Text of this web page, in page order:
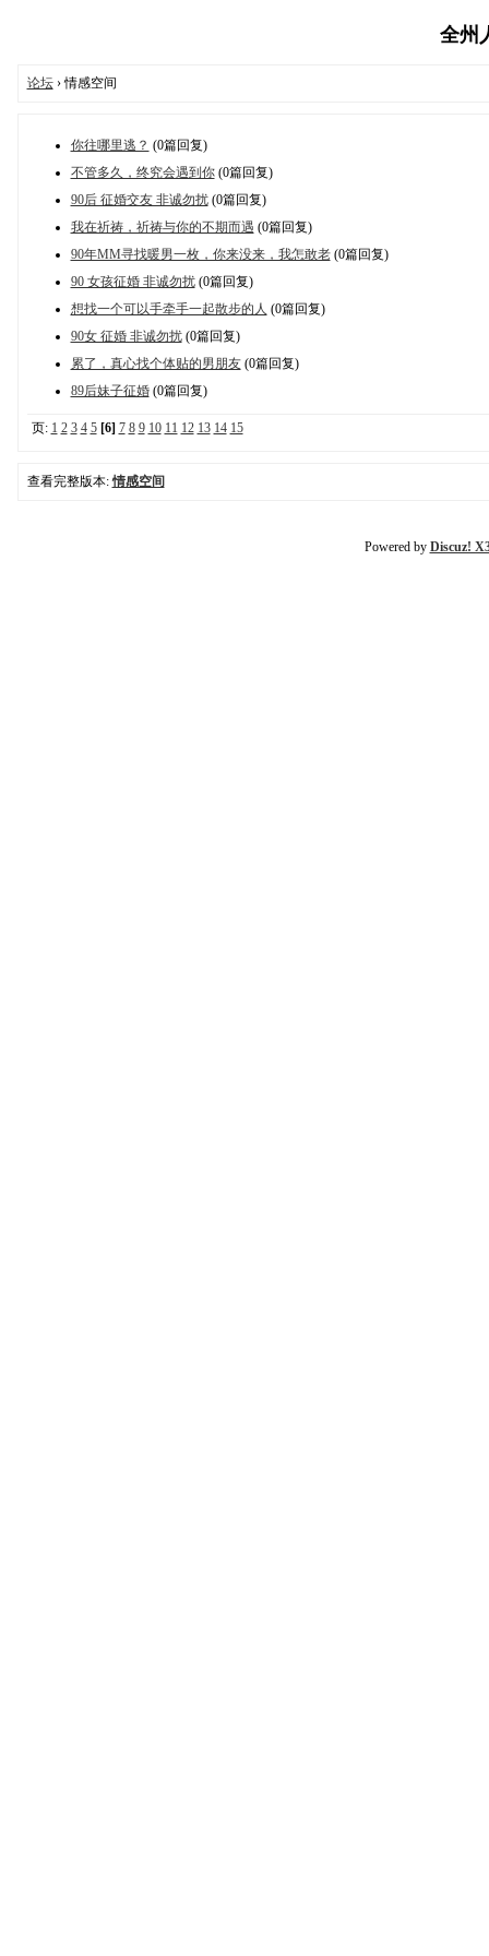
全州
论坛› 情感空间
你往哪里逃？ (0篇回复)
不管多久，终究会遇到你(0篇回复)
90后 征婚交友 非诚勿扰(0篇回复)
我在祈祷，祈祷与你的不期而遇 (0篇回复)
90年MM寻找暖男一枚，你来没来，我怎敢老(0篇回复)
90 女孩征婚 非诚勿扰(0篇回复)
想找一个可以手牵手一起散步的人 (0篇回复)
90女 征婚 非诚勿扰(0篇回复)
累了，真心找个体贴的男朋友(0篇回复)
89后妹子征婚(0篇回复)
页: 1 2 3 4 5 [6] 7 8 9 10 11 12 13 14 15
查看完整版本:情感空间
Powered by Discuz!